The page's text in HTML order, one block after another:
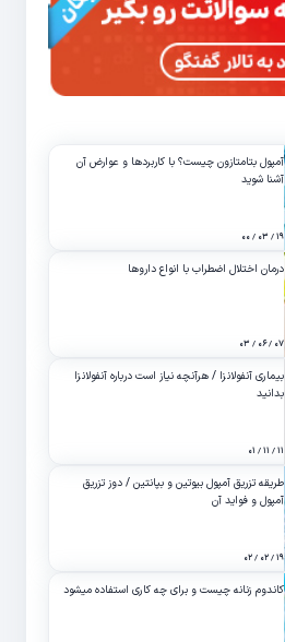
آمپول بتامتازون چیست؟ با کاربردها و عوارض آن
آشنا شوید
۱۹ / ۰۳ / ۰۰
درمان اختلال اضطراب با انواع داروها
۰۷ / ۰۶ / ۰۳
بیماری آنفولانزا / هرآنچه نیاز است درباره آنفولانزا
بدانید
۱۱ / ۱۱ / ۰۱
طریقه تزریق آمپول بیوتین و بپانتین / دوز تزریق
آمپول و فواید آن
۱۹ / ۰۲ / ۰۲
کاندوم زنانه چیست و برای چه کاری استفاده میشود